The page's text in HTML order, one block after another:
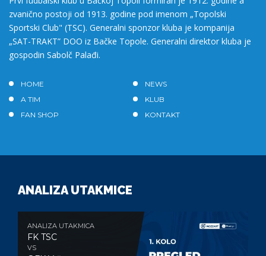
zvanično postoji od 1913. godine pod imenom „Topolski
Sportski Club" (TSC). Generalni sponzor kluba je kompanija
„SAT-TRAKT” DOO iz Bačke Topole. Generalni direktor kluba je
gospodin Sabolč Palađi.
HOME
NEWS
A TIM
KLUB
FAN SHOP
KONTAKT
ANALIZA UTAKMICE
ANALIZA UTAKMICA
FK TSC
VS